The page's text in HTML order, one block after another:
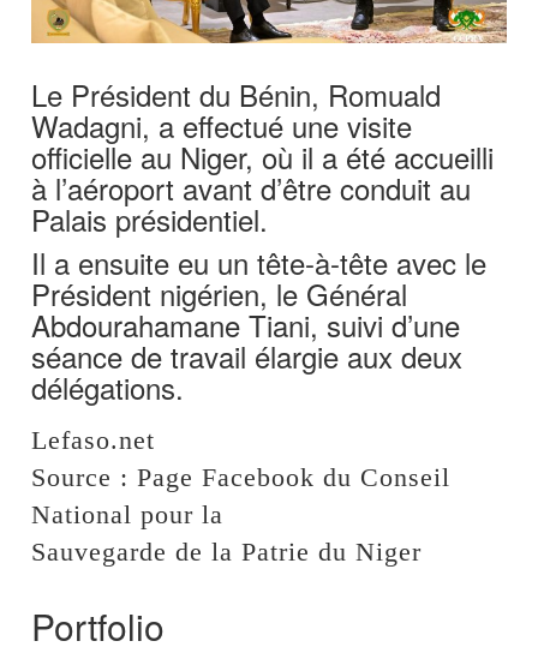
Le Président du Bénin, Romuald
Wadagni, a effectué une visite
officielle au Niger, où il a été accueilli
à l’aéroport avant d’être conduit au
Palais présidentiel.
Il a ensuite eu un tête-à-tête avec le
Président nigérien, le Général
Abdourahamane Tiani, suivi d’une
séance de travail élargie aux deux
délégations.
Lefaso.net
Source : Page Facebook du Conseil
National pour la
Sauvegarde de la Patrie du Niger
Portfolio